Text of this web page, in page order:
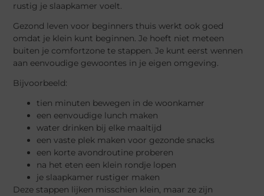
rustig je slaapkamer voelt.
Gezond leven voor beginners thuis werkt ook goed
omdat je klein kunt beginnen. Je hoeft niet meteen
buiten je comfortzone te stappen. Je kunt eerst wennen
aan eenvoudige gewoontes in je eigen omgeving.
Bijvoorbeeld:
tien minuten bewegen in de woonkamer
een eenvoudige lunch maken
water drinken bij elke maaltijd
een vaste plek maken voor gezonde snacks
een korte avondroutine proberen
na het eten een klein rondje lopen
je slaapkamer rustiger maken
Deze stappen lijken misschien klein, maar ze zijn